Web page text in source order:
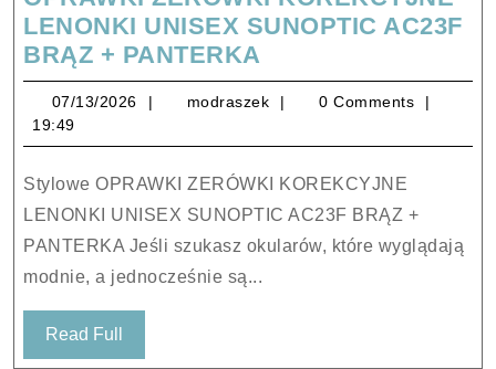
LENONKI UNISEX SUNOPTIC AC23F
BRĄZ + PANTERKA
ZERÓWKI
KOREKCYJNE
LENONKI
SUNOPTIC
AC23F
BRĄZ
+
07/13/2026 07/13/2026
modraszek modraszek
0 Comments
19:49
Stylowe OPRAWKI ZERÓWKI KOREKCYJNE
LENONKI UNISEX SUNOPTIC AC23F BRĄZ +
PANTERKA Jeśli szukasz okularów, które wyglądają
modnie, a jednocześnie są...
Read Full
Full